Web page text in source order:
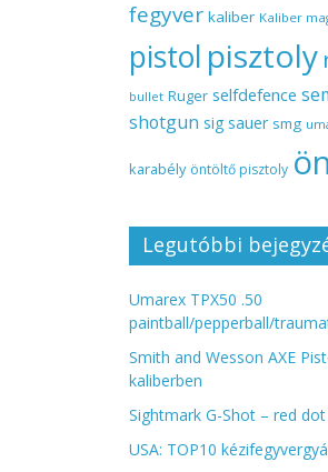
fegyver kaliber Kaliber
pistol pisztoly
bullet Ruger selfdefence
shotgun sig sauer smg
karabély öntöltő pisztoly
Legutóbbi
Umarex TPX50 .50
paintball/pepperball/
Smith and Wesson AXE
kaliberben
Sightmark G-Shot – red
USA: TOP10